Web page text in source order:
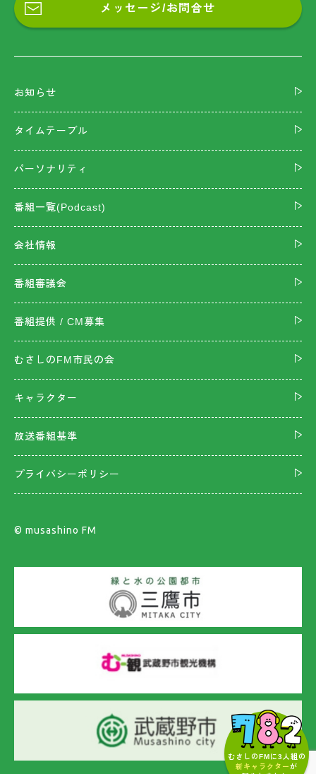
むさしのFMに3人組の
新キャラクターが
メッセージ/お問合せ
お知らせ
タイムテーブル
パーソナリティ
番組一覧(Podcast)
会社情報
番組審議会
番組提供 / CM募集
むさしのFM市民の会
キャラクター
放送番組基準
プライバシーポリシー
©︎ musashino FM